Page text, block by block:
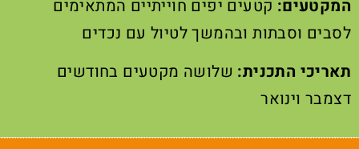
המקטעים: קטעים יפים חוייתיים המתאימים
לסבים וסבתות ובהמשך לטיול עם נכדים
תאריכי התכנית: שלושה מקטעים בחודשים
דצמבר וינואר